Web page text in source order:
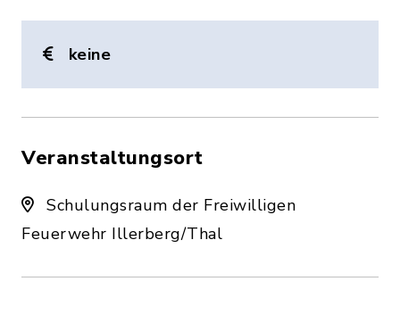
keine
Veranstaltungsort
Schulungsraum der Freiwilligen
Feuerwehr Illerberg/Thal